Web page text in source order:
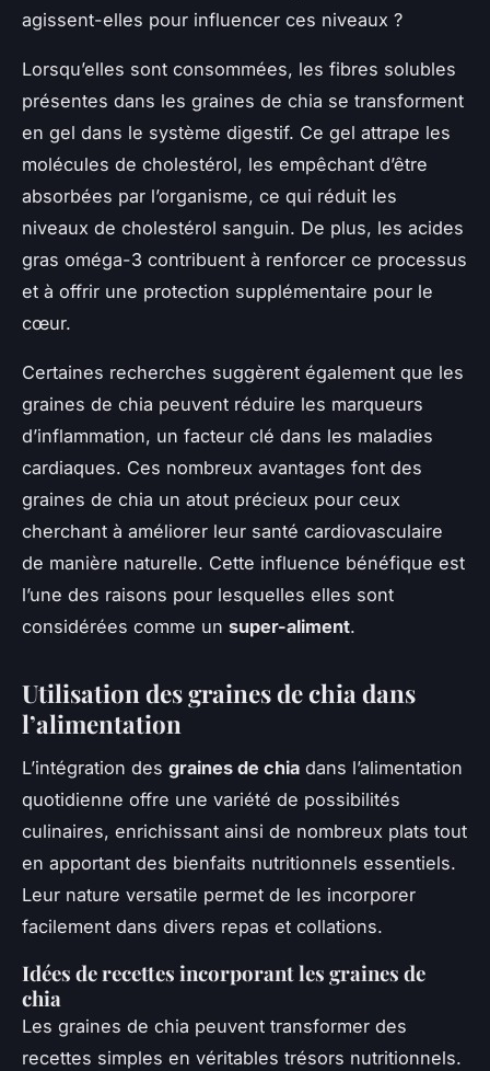
agissent-elles pour influencer ces niveaux ?
Lorsqu’elles sont consommées, les fibres solubles
présentes dans les graines de chia se transforment
en gel dans le système digestif. Ce gel attrape les
molécules de cholestérol, les empêchant d’être
absorbées par l’organisme, ce qui réduit les
niveaux de cholestérol sanguin. De plus, les acides
gras oméga-3 contribuent à renforcer ce processus
et à offrir une protection supplémentaire pour le
cœur.
Certaines recherches suggèrent également que les
graines de chia peuvent réduire les marqueurs
d’inflammation, un facteur clé dans les maladies
cardiaques. Ces nombreux avantages font des
graines de chia un atout précieux pour ceux
cherchant à améliorer leur santé cardiovasculaire
de manière naturelle. Cette influence bénéfique est
l’une des raisons pour lesquelles elles sont
considérées comme un super-aliment.
Utilisation des graines de chia dans
l’alimentation
L’intégration des graines de chia dans l’alimentation
quotidienne offre une variété de possibilités
culinaires, enrichissant ainsi de nombreux plats tout
en apportant des bienfaits nutritionnels essentiels.
Leur nature versatile permet de les incorporer
facilement dans divers repas et collations.
Idées de recettes incorporant les graines de
chia
Les graines de chia peuvent transformer des
recettes simples en véritables trésors nutritionnels.